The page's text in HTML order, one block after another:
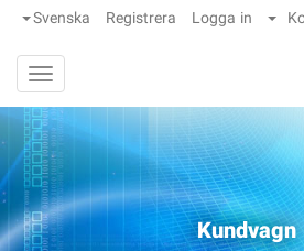
Logga in
Registrera
Svenska
Kundvagn